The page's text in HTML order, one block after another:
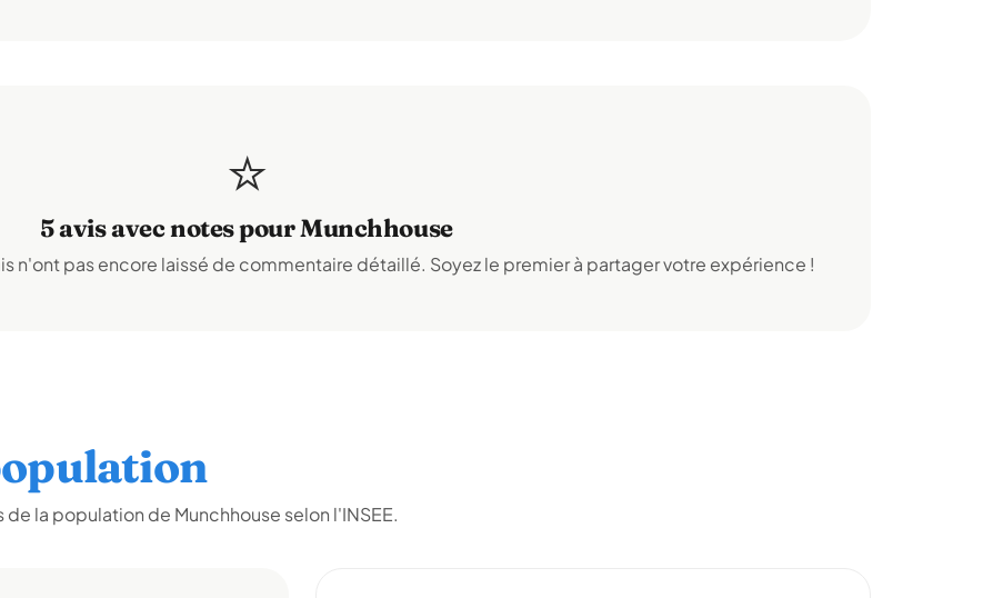
⭐
5 avis avec notes pour Munchhouse
n'ont pas encore laissé de commentaire détaillé. Soyez le premier à partager votre expérience !
la population de Munchhouse selon l'INSEE.